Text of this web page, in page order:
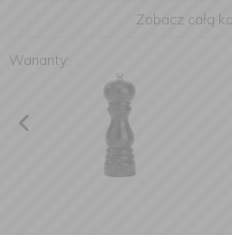
Zobacz całą
Warianty: